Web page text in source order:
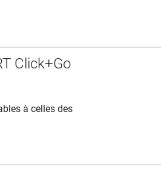
Click+Go
à celles des